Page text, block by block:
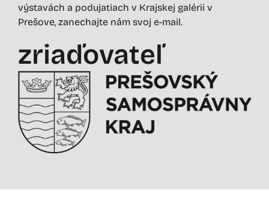
výstavách a podujatiach v Krajskej galérii v
Prešove, zanechajte nám svoj e-mail.
zriaďovateľ